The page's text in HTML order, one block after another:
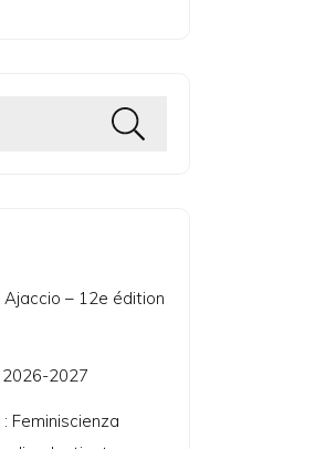
– 12e édition
2026-2027
Feminiscienza